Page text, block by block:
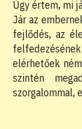
Úgy értem, mi
Jár az
fejlődés, az
elérhetőek
szintén
szorgalommal,